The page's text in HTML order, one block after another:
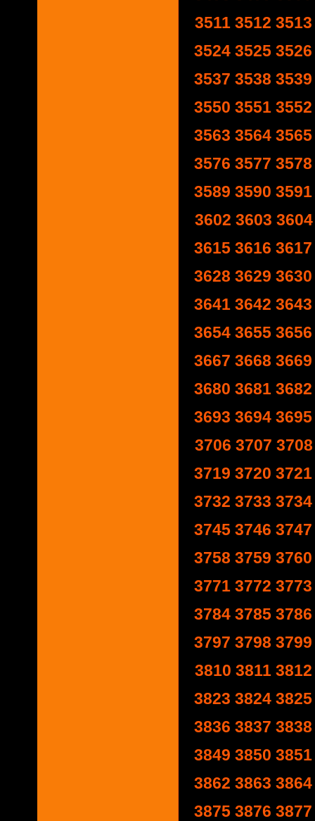
3511 3512 3513
3524 3525 3526
3537 3538 3539
3550 3551 3552
3563 3564 3565
3576 3577 3578
3589 3590 3591
3602 3603 3604
3615 3616 3617
3628 3629 3630
3641 3642 3643
3654 3655 3656
3667 3668 3669
3680 3681 3682
3693 3694 3695
3706 3707 3708
3719 3720 3721
3732 3733 3734
3745 3746 3747
3758 3759 3760
3771 3772 3773
3784 3785 3786
3797 3798 3799
3810 3811 3812
3823 3824 3825
3836 3837 3838
3849 3850 3851
3862 3863 3864
3875 3876 3877